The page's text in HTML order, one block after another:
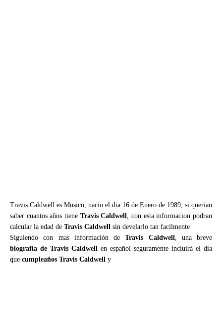
Travis Caldwell es Musico, nacio el dia 16 de Enero de 1989, si querian
saber cuantos años tiene Travis Caldwell, con esta informacion podran
calcular la edad de Travis Caldwell sin develarlo tan facilmente
Siguiendo con mas información deTravis Caldwell, una breve
biografia de Travis Caldwell en español seguramente incluirá el dia
que cumpleaños Travis Caldwell y